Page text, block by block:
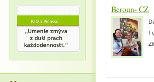
Beroun- CZ